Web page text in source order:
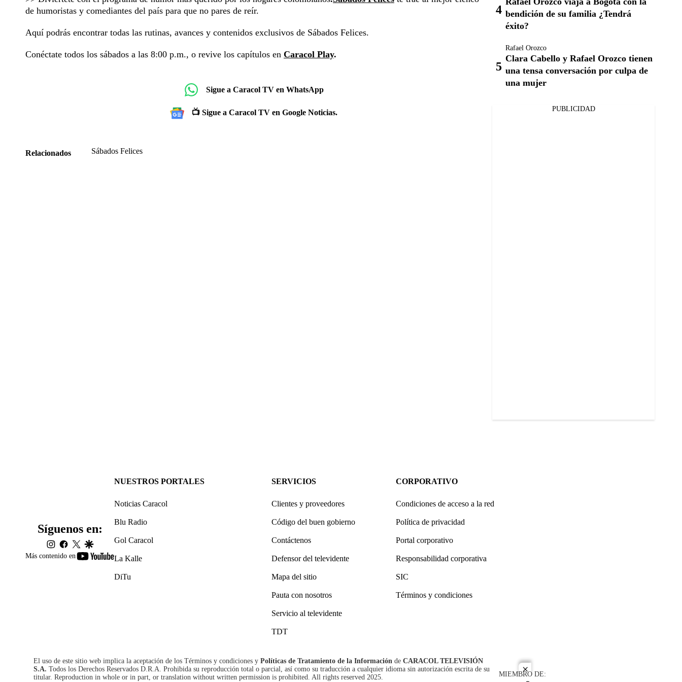
close
de humoristas y comediantes del país para que no pares de reír.
Aquí podrás encontrar todas las rutinas, avances y contenidos exclusivos de Sábados Felices.
Conéctate todos los sábados a las 8:00 p.m., o revive los capítulos en Caracol Play.
Sigue a Caracol TV en WhatsApp
📺 Sigue a Caracol TV en Google Noticias.
Relacionados Sábados Felices
bendición de su familia ¿Tendrá
éxito?
Rafael Orozco
Clara Cabello y Rafael Orozco tienen
una tensa conversación por culpa de
una mujer
PUBLICIDAD
Más contenido en
youtube-
Síguenos en:
instagram
facebook
twittergoogle
NUESTROS PORTALES
Noticias Caracol
Blu Radio
Gol Caracol
La Kalle
DiTu
SERVICIOS
Clientes y proveedores
Código del buen gobierno
Contáctenos
Defensor del televidente
Mapa del sitio
Pauta con nosotros
Servicio al televidente
TDT
CORPORATIVO
Condiciones de acceso a la red
Política de privacidad
Portal corporativo
Responsabilidad corporativa
SIC
Términos y condiciones
El uso de este sitio web implica la aceptación de los Términos y condiciones y Políticas de Tratamiento de la Información de CARACOL TELEVISIÓN
S.A. Todos los Derechos Reservados D.R.A. Prohibida su reproducción total o parcial, así como su traducción a cualquier idioma sin autorización escrita de su
titular. Reproduction in whole or in part, or translation without written permission is prohibited. All rights reserved 2025.
MIEMBRO DE: